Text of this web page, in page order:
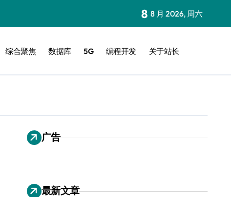
8 8 月 2026, 周六
综合聚焦 数据库 5G 编程开发 关于站长
广告
最新文章